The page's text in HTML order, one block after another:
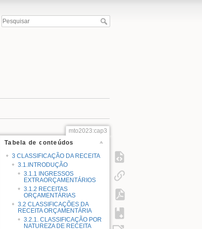
mto2023:cap3
Tabela de conteúdos
3 CLASSIFICAÇÃO DA RECEITA
3.1.INTRODUÇÃO
3.1.1 INGRESSOS
EXTRAORÇAMENTÁRIOS
3.1.2 RECEITAS
ORÇAMENTÁRIAS
3.2 CLASSIFICAÇÕES DA
RECEITA ORÇAMENTÁRIA
3.2.1. CLASSIFICAÇÃO POR
NATUREZA DE RECEITA